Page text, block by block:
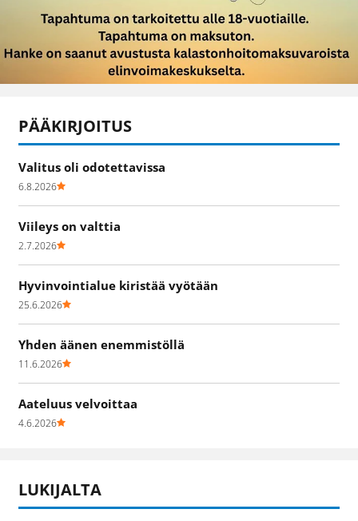
PÄÄKIRJOITUS
Valitus oli odotettavissa
6.8.2026
Viileys on valttia
2.7.2026
Hyvinvointialue kiristää vyötään
25.6.2026
Yhden äänen enemmistöllä
11.6.2026
Aateluus velvoittaa
4.6.2026
LUKIJALTA